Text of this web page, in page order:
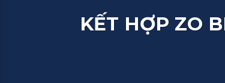
KẾT HỢP ZO